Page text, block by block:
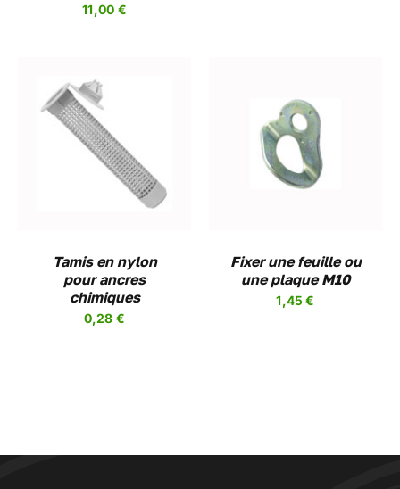
11,00 €
Tamis en nylon
pour ancres
chimiques
0,28 €
AJOUTER AU PANIER
/
DETAILS
Fixer une feuille ou
une plaque M10
1,45€